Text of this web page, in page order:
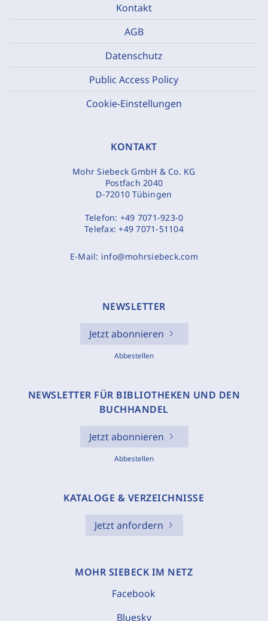
Kontakt
AGB
Datenschutz
Public Access Policy
Cookie-Einstellungen
KONTAKT
Mohr Siebeck GmbH & Co. KG
Postfach 2040
D-72010 Tübingen
Telefon: +49 7071-923-0
Telefax:+49 7071-51104
E-Mail: info@mohrsiebeck.com
NEWSLETTER
Jetzt abonnieren
Abbestellen
NEWSLETTER FÜR BIBLIOTHEKEN UND DEN
BUCHHANDEL
Jetzt abonnieren
Abbestellen
KATALOGE & VERZEICHNISSE
Jetzt anfordern
MOHR SIEBECK IM NETZ
Facebook
Bluesky